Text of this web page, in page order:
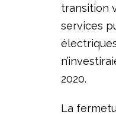
transition
services
2020.
La